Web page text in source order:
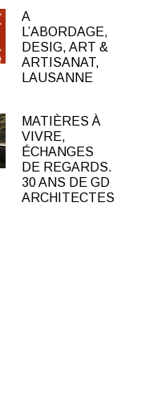
A
L’ABORDAGE,
DESIG, ART &
ARTISANAT,
LAUSANNE
MATIÈRES À
VIVRE,
ÉCHANGES
DE REGARDS.
30 ANS DE GD
ARCHITECTES